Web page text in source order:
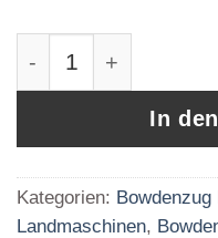
In
Kategorien:
Landmaschinen,